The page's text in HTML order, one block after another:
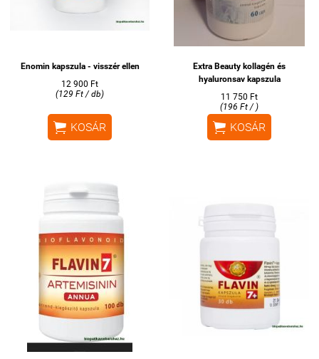
Enomin kapszula - visszér ellen
12 900 Ft
(129 Ft / db)
 KOSÁR
Extra Beauty kollagén és
hyaluronsav kapszula
11 750 Ft
(196 Ft / )
 KOSÁR